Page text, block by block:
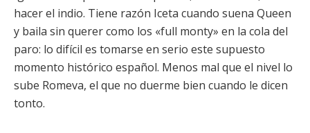
hacer el indio. Tiene razón Iceta cuando suena Queen
y baila sin querer como los «full monty» en la cola del
paro: lo difícil es tomarse en serio este supuesto
momento histórico español. Menos mal que el nivel lo
sube Romeva, el que no duerme bien cuando le dicen
tonto.